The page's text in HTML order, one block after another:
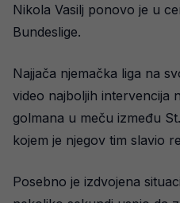
Nikola Vasilj ponovo je u
Bundeslige.
Najjača njemačka liga na
video najboljih intervencija
golmana u meču između
kojem je njegov tim slavio
Posebno je izdvojena